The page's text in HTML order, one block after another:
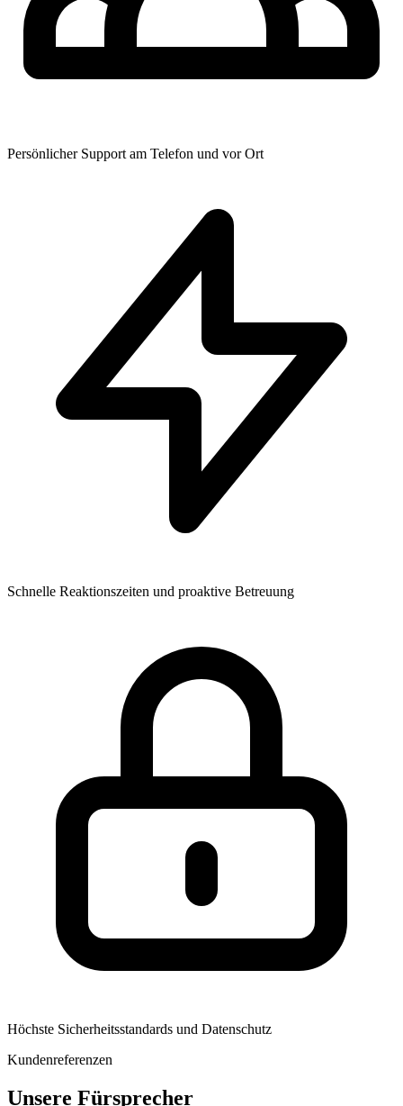
Persönlicher Support am Telefon und vor Ort
Schnelle Reaktionszeiten und proaktive Betreuung
Höchste Sicherheitsstandards und Datenschutz
Kundenreferenzen
Unsere Fürsprecher